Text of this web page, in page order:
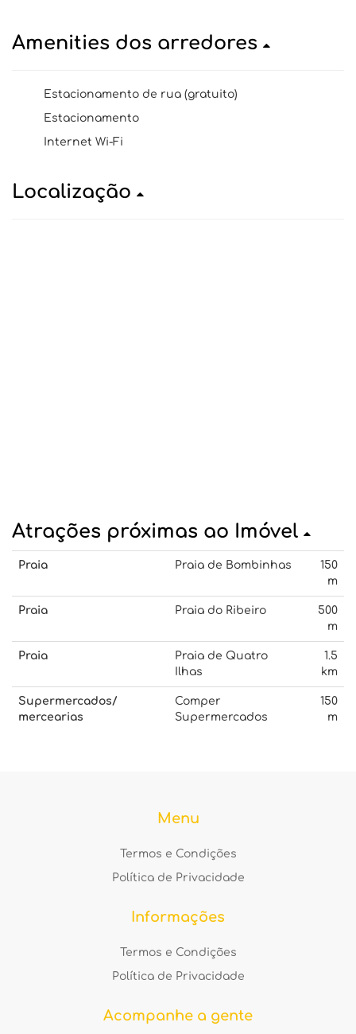
Amenities dos arredores
Estacionamento de rua (gratuito)
Estacionamento
Internet Wi-Fi
Localização
Atrações próximas ao Imóvel
Praia Praia de Bombinhas
150
m
Praia Praia do Ribeiro
500
m
Praia
Praia de Quatro
Ilhas
1.5
km
Supermercados/
mercearias
Comper
Supermercados
150
m
Menu
Termos e Condições
Política de Privacidade
Informações
Termos e Condições
Política de Privacidade
Acompanhe a gente